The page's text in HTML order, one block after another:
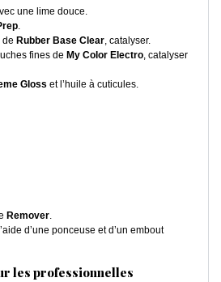
une lime douce.
.
de Rubber Base Clear, catalyser.
fines de My Color Electro, catalyser
Gloss et l’huile à cuticules.
Remover.
d’une ponceuse et d’un embout
les professionnelles